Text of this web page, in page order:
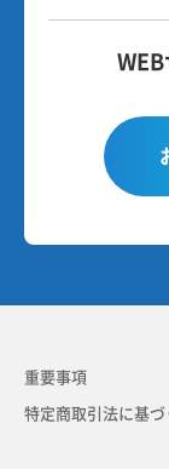
重要事項
特定商取引法に基づ